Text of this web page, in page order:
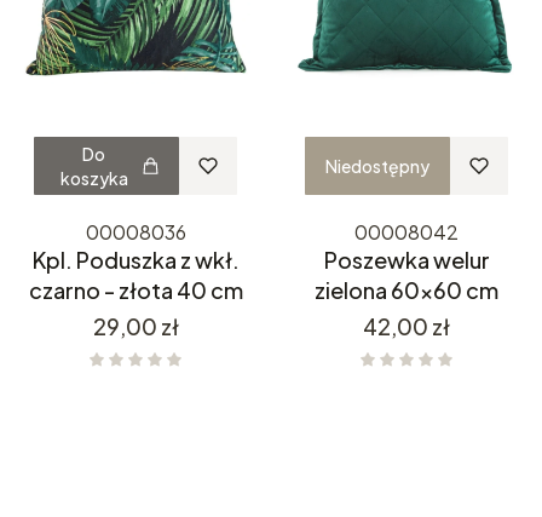
Do
koszyka
00008036
Kpl. Poduszka z wkł.
czarno - złota 40 cm
Cena
29,00 zł
Niedostępny
00008042
Poszewka welur
zielona 60x60 cm
Cena
42,00 zł